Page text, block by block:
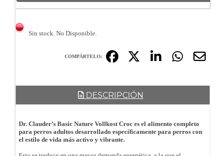
Sin stock. No Disponible.
COMPÁRTELO:
DESCRIPCIÓN
Dr. Clauder’s Basic Nature Vollkost Croc es el alimento completo
para perros adultos desarrollado específicamente para perros con
el estilo de vida más activo y vibrante.